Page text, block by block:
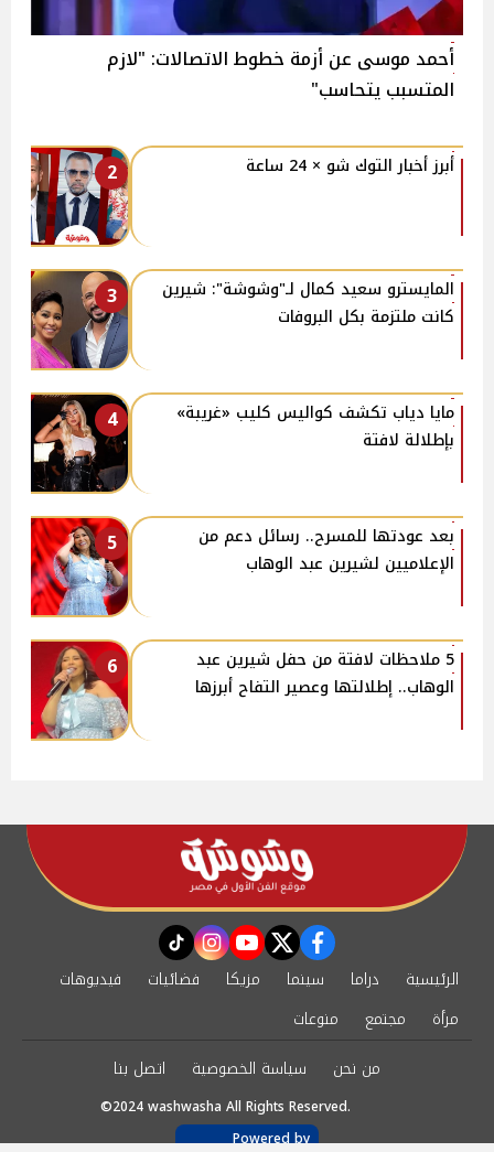
أحمد موسى عن أزمة خطوط الاتصالات: "لازم
المتسبب يتحاسب"
2 أبرز أخبار التوك شو × 24 ساعة
3
المايسترو سعيد كمال لـ"وشوشة": شيرين
كانت ملتزمة بكل البروفات
4
مايا دياب تكشف كواليس كليب «غريبة»
بإطلالة لافتة
5
بعد عودتها للمسرح.. رسائل دعم من
الإعلاميين لشيرين عبد الوهاب
6
5 ملاحظات لافتة من حفل شيرين عبد
الوهاب.. إطلالتها وعصير التفاح أبرزها
facebook
twitter
youtube
instagram
tiktok
الرئيسية دراما سينما مزيكا فضائيات
فيديوهات
مرأة
مجتمع
منوعات
من نحن
سياسة الخصوصية اتصل بنا
©2024 washwasha All Rights Reserved.
Powered by